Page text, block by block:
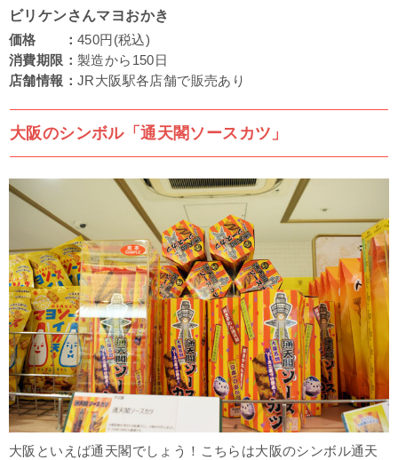
ビリケンさんマヨおかき
価格 ： 450円(税込)
消費期限： 製造から150日
店舗情報： JR大阪駅各店舗で販売あり
大阪のシンボル「通天閣ソースカツ」
大阪といえば通天閣でしょう！こちらは大阪のシンボル通天